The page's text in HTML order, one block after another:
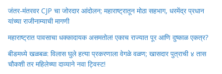
जंतर-मंतरवर CJP चा जोरदार आंदोलन; महाराष्ट्रातून मोठा सहभाग, धरमेंद्र प्रधान
यांच्या राजीनाम्याची मागणी
महाराष्ट्रात पावसाचा धक्कादायक असमतोल! एकाच राज्यात पूर आणि दुष्काळ एकत्र?
बीडमध्ये खळबळ: विलास घुले हत्या प्रकरणाला वेगळे वळण; खासदार पुत्राची ४ तास
चौकशी तर महिलेच्या दाव्याने नवा ट्विस्ट!